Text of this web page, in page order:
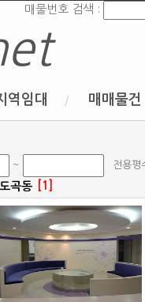
매물번호 검색 :
역임대 매매물건
~ 전용평
도곡동 [1]